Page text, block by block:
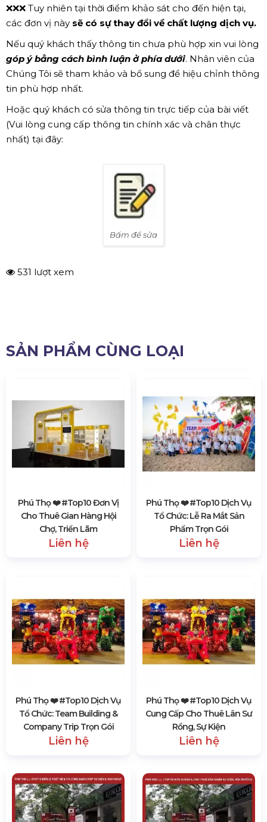
❌❌❌ Tuy nhiên tại thời điểm khảo sát cho đến hiện tại,
các đơn vị này sẽ có sự thay đổi về chất lượng dịch vụ.
Nếu quý khách thấy thông tin chưa phù hợp xin vui lòng
góp ý bằng cách bình luận ở phía dưới. Nhân viên của
Chúng Tôi sẽ tham khảo và bổ sung để hiệu chỉnh thông
tin phù hợp nhất.
Hoặc quý khách có sửa thông tin trực tiếp của bài viết
(Vui lòng cung cấp thông tin chính xác và chân thực
nhất) tại đây:
Bấm để sửa
531 lượt xem
SẢN PHẨM CÙNG LOẠI
Phú Thọ ❤️️ #top10 Đơn Vị
Cho Thuê Gian Hàng Hội
Chợ, Triển Lãm
Liên hệ
Phú Thọ ❤️️ #top10 Dịch Vụ
Tổ Chức: Lễ Ra Mắt Sản
Phẩm Trọn Gói
Liên hệ
Phú Thọ ❤️️ #top10 Dịch Vụ
Tổ Chức: Team Building &
Company Trip Trọn Gói
Liên hệ
Phú Thọ ❤️️ #top10 Dịch Vụ
Cung Cấp Cho Thuê Lân Sư
Rồng, Sự Kiện
Liên hệ